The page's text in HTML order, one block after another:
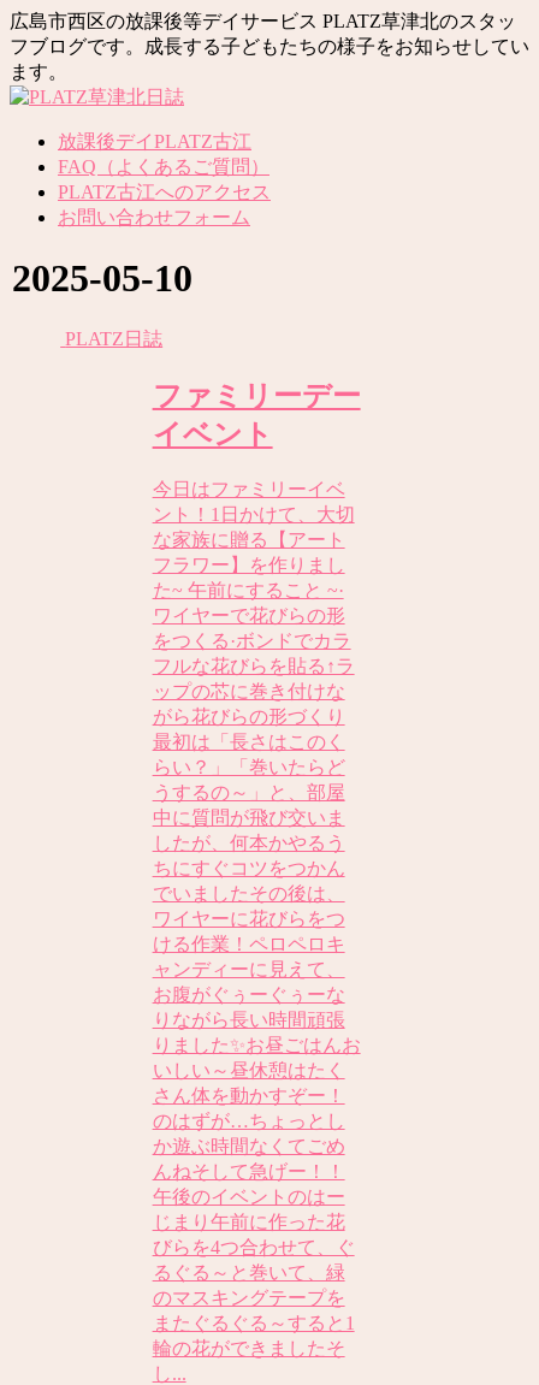
広島市西区の放課後等デイサービス PLATZ草津北のスタッ
フブログです。成長する子どもたちの様子をお知らせしてい
ます。
放課後デイPLATZ古江
FAQ（よくあるご質問）
PLATZ古江へのアクセス
お問い合わせフォーム
2025-05-10
PLATZ日誌
ファミリーデー
イベント
今日はファミリーイベ
ント！1日かけて、大切
な家族に贈る【アート
フラワー】を作りまし
た~ 午前にすること ~·
ワイヤーで花びらの形
をつくる·ボンドでカラ
フルな花びらを貼る↑ラ
ップの芯に巻き付けな
がら花びらの形づくり
最初は「長さはこのく
らい？」「巻いたらど
うするの～」と、部屋
中に質問が飛び交いま
したが、何本かやるう
ちにすぐコツをつかん
でいましたその後は、
ワイヤーに花びらをつ
ける作業！ペロペロキ
ャンディーに見えて、
お腹がぐぅーぐぅーな
りながら長い時間頑張
りました✨お昼ごはんお
いしい～昼休憩はたく
さん体を動かすぞー！
のはずが…ちょっとし
か遊ぶ時間なくてごめ
んねそして急げー！！
午後のイベントのはー
じまり午前に作った花
びらを4つ合わせて、ぐ
るぐる～と巻いて、緑
のマスキングテープを
またぐるぐる～すると1
輪の花ができましたそ
し...